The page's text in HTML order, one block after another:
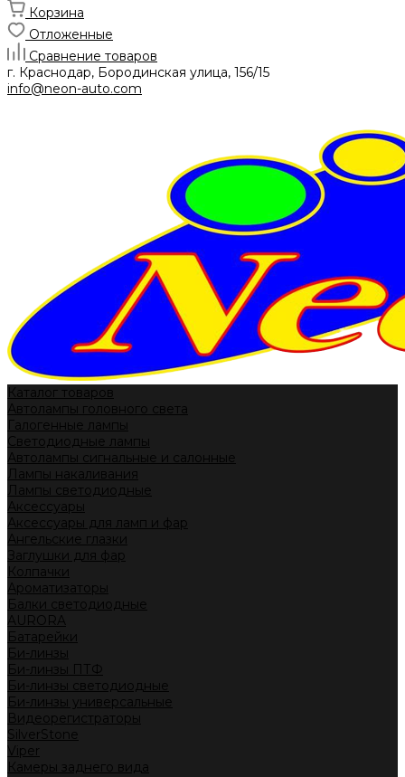
Корзина
Отложенные
Сравнение товаров
г. Краснодар, Бородинская улица, 156/15
info@neon-auto.com
Каталог товаров
Автолампы головного света
Галогенные лампы
Светодиодные лампы
Автолампы сигнальные и салонные
Лампы накаливания
Лампы светодиодные
Аксессуары
Аксессуары для ламп и фар
Ангельские глазки
Заглушки для фар
Колпачки
Ароматизаторы
Балки светодиодные
AURORA
Батарейки
Би-линзы
Би-линзы ПТФ
Би-линзы светодиодные
Би-линзы универсальные
Видеорегистраторы
SilverStone
Viper
Камеры заднего вида